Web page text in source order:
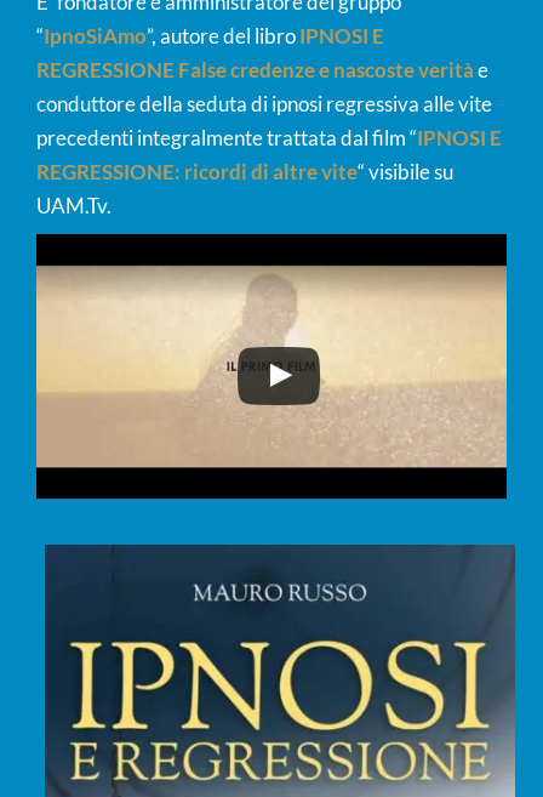
“IpnoSiAmo”, autore del libroIPNOSI E
REGRESSIONE False credenze e nascoste veritàe
conduttore della seduta di ipnosi regressiva alle vite
precedenti integralmente trattata dal film “IPNOSI E
REGRESSIONE: ricordi di altre vite“visibile su
UAM.Tv.